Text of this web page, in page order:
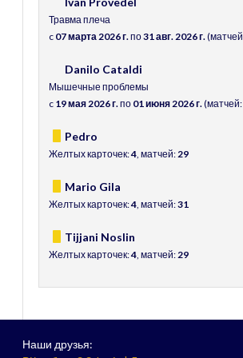
Травма плеча
c 07 марта 2026 г. по31 авг. 2026 г.
Danilo Cataldi
Мышечные проблемы
c 19 мая 2026 г. по 01 июня 2026 г. (матчей:
Pedro
Желтых карточек:4 , матчей: 29
Mario Gila
Желтых карточек:4 , матчей:31
Tijjani Noslin
Желтых карточек:4 , матчей: 29
Наши друзья: